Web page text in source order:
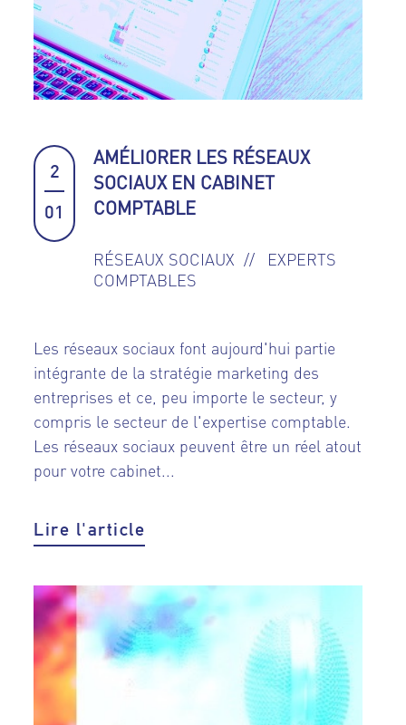
2
01
AMÉLIORER LES RÉSEAUX
SOCIAUX EN CABINET
COMPTABLE
RÉSEAUX SOCIAUX
EXPERTS
COMPTABLES
Les réseaux sociaux font aujourd'hui partie
intégrante de la stratégie marketing des
entreprises et ce, peu importe le secteur, y
compris le secteur de l'expertise comptable.
Les réseaux sociaux peuvent être un réel atout
pour votre cabinet...
Lire l'article